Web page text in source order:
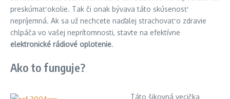
preskúmať okolie. Tak či onak bývava táto skúsenosť
nepríjemná. Ak sa už nechcete naďalej strachovať o zdravie
chlpáča vo vašej neprítomnosti, stavte na efektívne
elektronické rádiové oplotenie.
Ako to funguje?
Táto šikovná vecička